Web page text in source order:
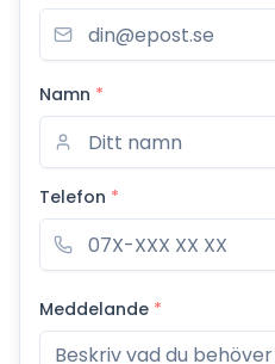
Namn *
Telefon *
Meddelande *